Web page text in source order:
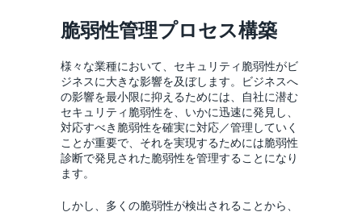
脆弱性管理プロセス構築
様々な業種において、セキュリティ脆弱性がビ
ジネスに大きな影響を及ぼします。ビジネスへ
の影響を最小限に抑えるためには、自社に潜む
セキュリティ脆弱性を、いかに迅速に発見し、
対応すべき脆弱性を確実に対応／管理していく
ことが重要で、それを実現するためには脆弱性
診断で発見された脆弱性を管理することになり
ます。
しかし、多くの脆弱性が検出されることから、